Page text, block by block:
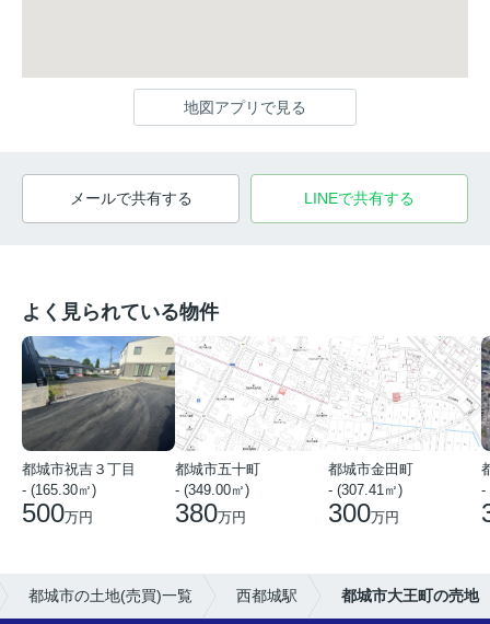
地図アプリで見る
メールで共有する LINEで共有する
よく見られている物件
都城市祝吉３丁目
- (165.30㎡)
500万円
都城市五十町
- (349.00㎡)
380万円
都城市金田町
- (307.41㎡)
300万円
-
都城市の土地(売買)一覧 西都城駅 都城市大王町の売地